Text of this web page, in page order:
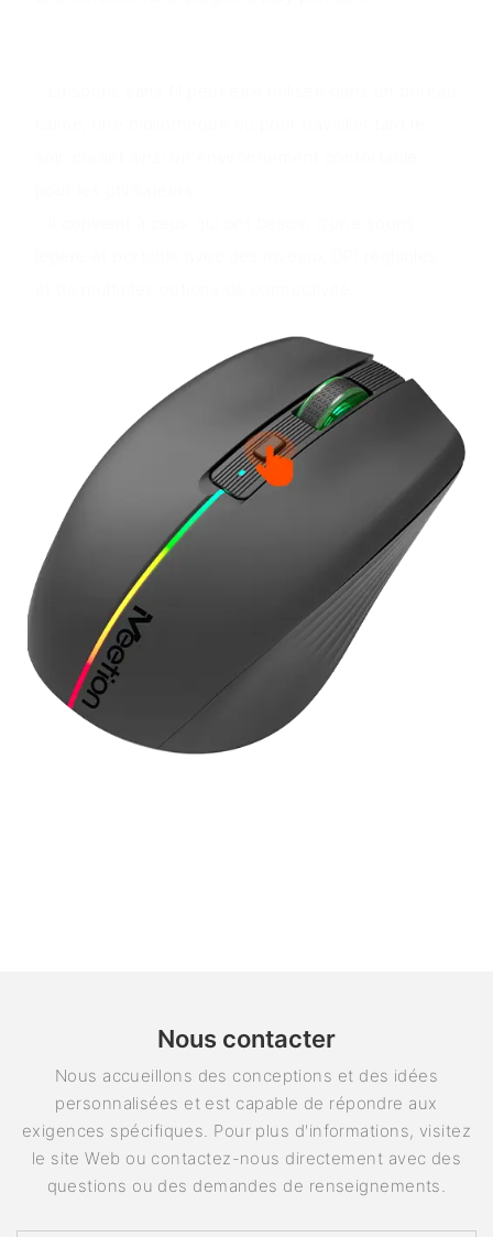
Nous contacter
Nous accueillons des conceptions et des idées
personnalisées et est capable de répondre aux
exigences spécifiques. Pour plus d'informations, visitez
le site Web ou contactez-nous directement avec des
questions ou des demandes de renseignements.